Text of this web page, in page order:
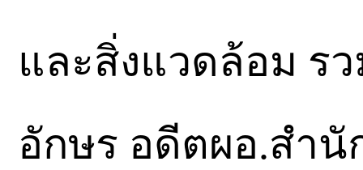
และสิ่งแวดล้อม ร
อักษร อดีตผอ.สำนั